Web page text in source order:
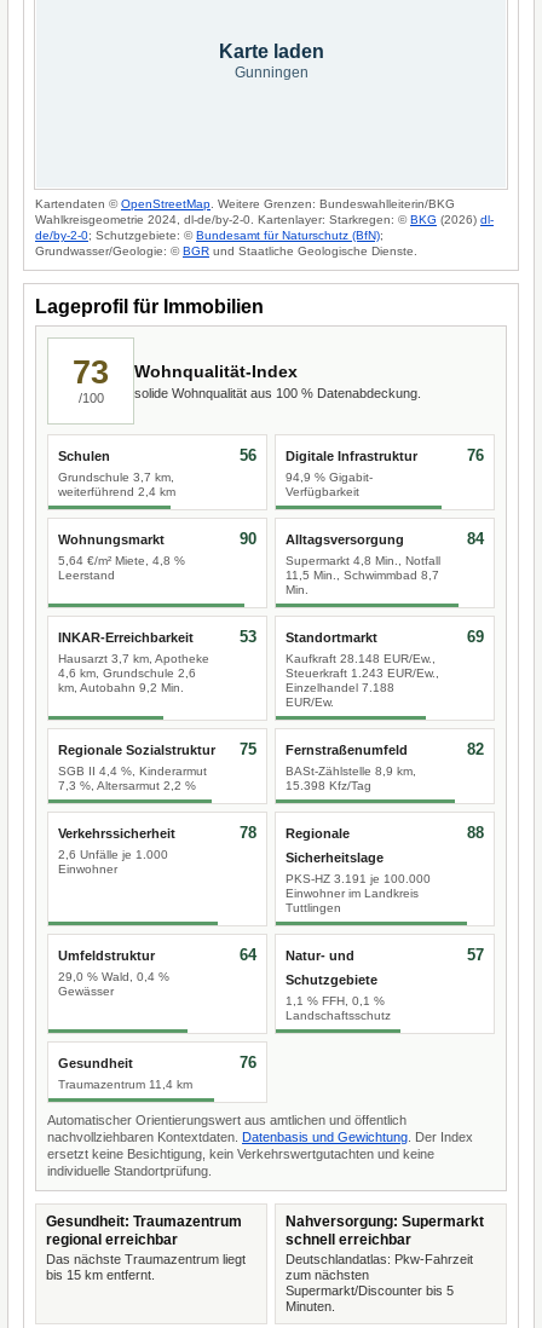
Karte laden
Gunningen
Kartendaten ©OpenStreetMap . Weitere Grenzen: Bundeswahlleiterin/BKG
Wahlkreisgeometrie 2024, dl-de/by-2-0. Kartenlayer: Starkregen: ©BKG (2026) dl-
de/by-2-0; Schutzgebiete: ©Bundesamt für Naturschutz (BfN);
Grundwasser/Geologie: ©BGR und Staatliche Geologische Dienste.
Lageprofil für Immobilien
73
/100
Wohnqualität-Index
solide Wohnqualität aus 100 % Datenabdeckung.
Schulen
Grundschule 3,7 km,
weiterführend 2,4 km
56 Digitale Infrastruktur
94,9 % Gigabit-
Verfügbarkeit
76
Wohnungsmarkt
5,64 €/m² Miete, 4,8 %
Leerstand
90 Alltagsversorgung
Supermarkt 4,8 Min., Notfall
11,5 Min., Schwimmbad 8,7
Min.
84
INKAR-Erreichbarkeit
Hausarzt 3,7 km, Apotheke
4,6 km, Grundschule 2,6
km, Autobahn 9,2 Min.
53 Standortmarkt
Kaufkraft 28.148 EUR/Ew.,
Steuerkraft 1.243 EUR/Ew.,
Einzelhandel 7.188
EUR/Ew.
69
Regionale Sozialstruktur
SGB II 4,4 %, Kinderarmut
7,3 %, Altersarmut 2,2 %
75 Fernstraßenumfeld
BASt-Zählstelle 8,9 km,
15.398 Kfz/Tag
82
Verkehrssicherheit
2,6 Unfälle je 1.000
Einwohner
78
Regionale
Sicherheitslage
PKS-HZ 3.191 je 100.000
Einwohner im Landkreis
Tuttlingen
88
Umfeldstruktur
29,0 % Wald, 0,4 %
Gewässer
64
Natur- und
Schutzgebiete
1,1 % FFH, 0,1 %
Landschaftsschutz
57
Gesundheit
Traumazentrum 11,4 km
76
Automatischer Orientierungswert aus amtlichen und öffentlich
nachvollziehbaren Kontextdaten. Datenbasis und Gewichtung . Der Index
ersetzt keine Besichtigung, kein Verkehrswertgutachten und keine
individuelle Standortprüfung.
Gesundheit: Traumazentrum
regional erreichbar
Das nächste Traumazentrum liegt
bis 15 km entfernt.
Nahversorgung: Supermarkt
schnell erreichbar
Deutschlandatlas: Pkw-Fahrzeit
zum nächsten
Supermarkt/Discounter bis 5
Minuten.